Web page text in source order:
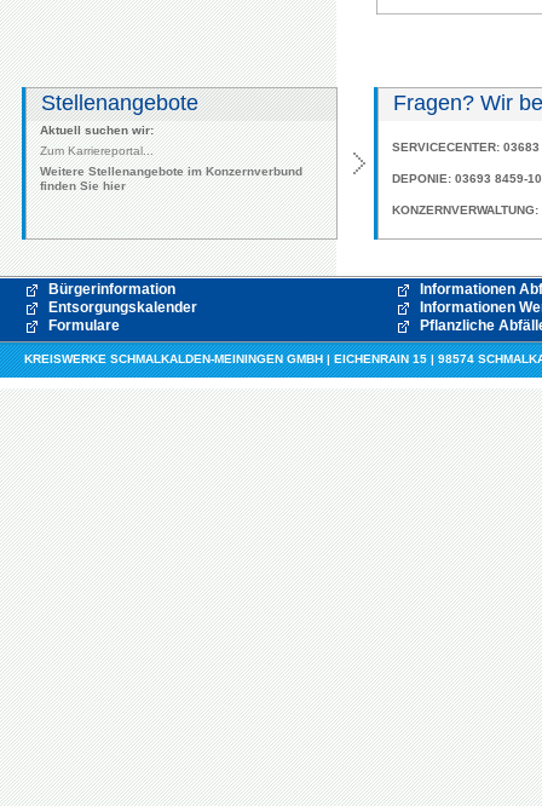
Stellenangebote
Aktuell suchen wir:
Zum Karriereportal...
Weitere Stellenangebote im Konzernverbund
finden Sie hier
Fragen? Wir
SERVICECENTER:
DEPONIE: 03693 8459-10
Bürgerinformation
Entsorgungskalender
Formulare
Informationen
Informationen
Pflanzliche
KREISWERKE SCHMALKALDEN-MEININGEN GMBH | EICHENRAIN 15 | 98574